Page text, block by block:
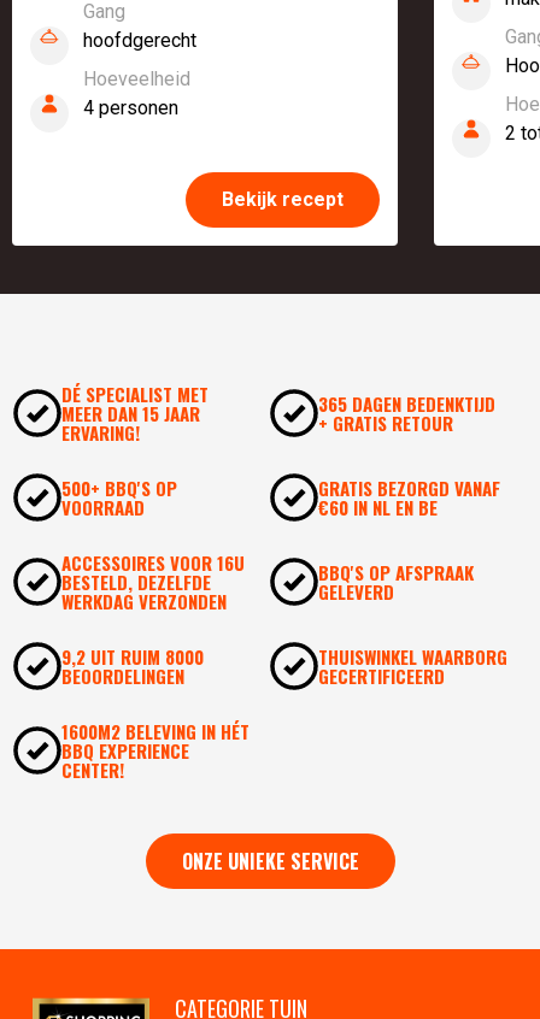
Gang
hoofdgerecht
Hoeveelheid
4 personen
Bekijk recept
2
DÉ SPECIALIST MET
MEER DAN 15 JAAR
ERVARING!
365 DAGEN BEDENKTIJD
+ GRATIS RETOUR
500+ BBQ'S OP
VOORRAAD
GRATIS BEZORGD VANAF
€60 IN NL EN BE
ACCESSOIRES VOOR 16U
BESTELD, DEZELFDE
WERKDAG VERZONDEN
BBQ'S OP AFSPRAAK
GELEVERD
9,2 UIT RUIM 8000
BEOORDELINGEN
THUISWINKEL WAARBORG
GECERTIFICEERD
1600M2 BELEVING IN HÉT
BBQ EXPERIENCE
CENTER!
ONZE UNIEKE SERVICE
CATEGORIE TUIN